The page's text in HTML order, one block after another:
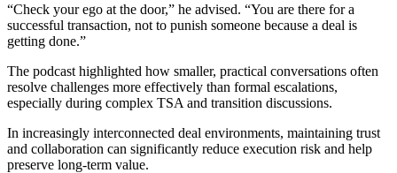
“Check your ego at the door,” he advised. “You are there for a
successful transaction, not to punish someone because a deal is
getting done.”
The podcast highlighted how smaller, practical conversations often
resolve challenges more effectively than formal escalations,
especially during complex TSA and transition discussions.
In increasingly interconnected deal environments, maintaining trust
and collaboration can significantly reduce execution risk and help
preserve long-term value.